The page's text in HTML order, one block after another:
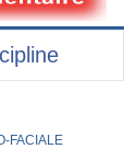
FACIALE